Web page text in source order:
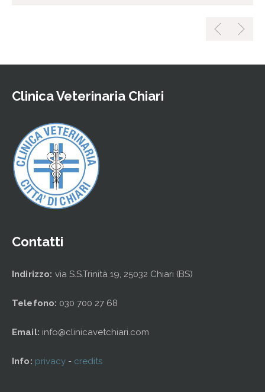
Clinica Veterinaria Chiari
Contatti
Indirizzo: via S.S.Trinità 19, 25032 Chiari (BS)
Telefono: 030 700 27 68
Email: info@clinicavetchiari.com
Info: privacy - credits